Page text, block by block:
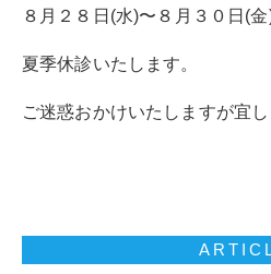
８月２８日(水)〜８月３０日(金
夏季休診いたします。
ご迷惑おかけいたしますが宜